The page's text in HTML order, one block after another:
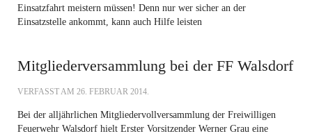
Einsatzfahrt meistern müssen! Denn nur wer sicher an der
Einsatzstelle ankommt, kann auch Hilfe leisten
Mitgliederversammlung bei der FF Walsdorf
VERFASST AM 26. FEBRUAR 2014.
Bei der alljährlichen Mitgliedervollversammlung der Freiwilligen
Feuerwehr Walsdorf hielt Erster Vorsitzender Werner Grau eine